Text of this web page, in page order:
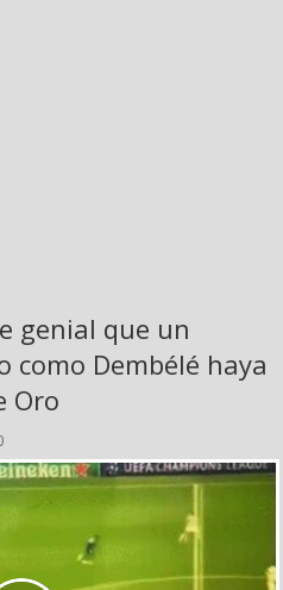
genial que un
como Dembélé haya
Oro